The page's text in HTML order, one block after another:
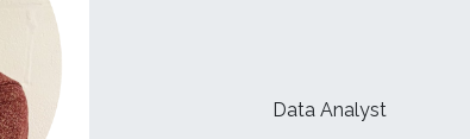
Data Analyst